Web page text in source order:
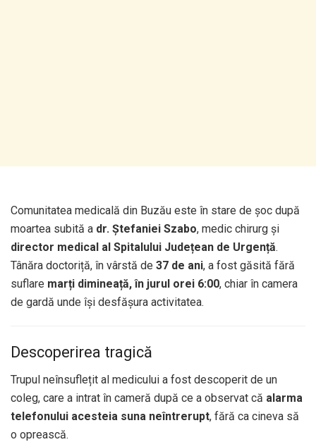
Comunitatea medicală din Buzău este în stare de șoc după
moartea subită a dr. Ștefaniei Szabo, medic chirurg și
director medical al Spitalului Județean de Urgență.
Tânăra doctoriță, în vârstă de 37 de ani, a fost găsită fără
suflare marți dimineață, în jurul orei 6:00, chiar în camera
de gardă unde își desfășura activitatea.
Descoperirea tragică
Trupul neînsuflețit al medicului a fost descoperit de un
coleg, care a intrat în cameră după ce a observat că alarma
telefonului acesteia suna neîntrerupt, fără ca cineva să
o oprească.